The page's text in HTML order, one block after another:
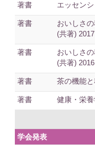
著書
エッセン
著書
おいしさ
(共著) 2017
著書
おいしさ
(共著) 2016
著書 茶の機能
著書 健康・栄
学会発表